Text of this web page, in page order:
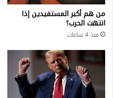
من هم أكبر المستفيدين إذا
انتهت الحرب؟
منذ 4 ساعات